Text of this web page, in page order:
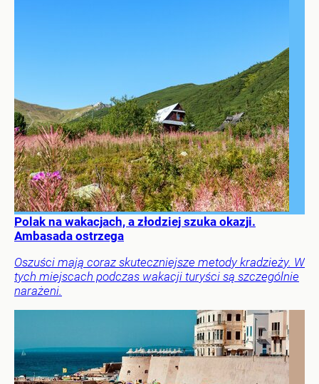
Polak na wakacjach, a złodziej szuka okazji.
Ambasada ostrzega
Oszuści mają coraz skuteczniejsze metody kradzieży. W
tych miejscach podczas wakacji turyści są szczególnie
narażeni.